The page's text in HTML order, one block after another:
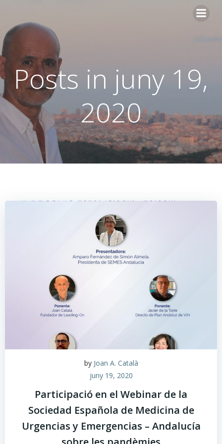
Posts in juny 19,
2020
by Joan A. Català
juny 19, 2020
Participació en el Webinar de la
Sociedad Española de Medicina de
Urgencias y Emergencias – Andalucía